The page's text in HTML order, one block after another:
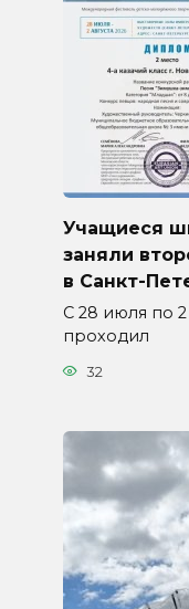
Учащиеся
заняли
в Санкт-
С 28 июля по 2
проходил
32